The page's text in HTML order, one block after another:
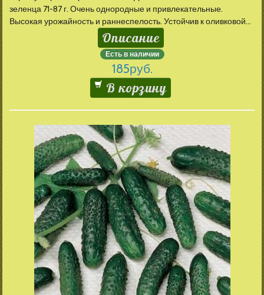
зеленца 71-87 г. Очень однородные и привлекательные.
Высокая урожайность и раннеспелость. Устойчив к оливковой...
Описание
Есть в наличии
185руб.
В корзину